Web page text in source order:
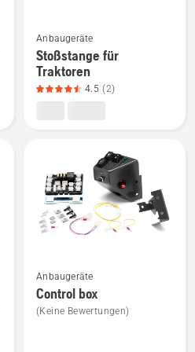
Details
zu
Stoßstange
Produktbewertung
von
Anbaugeräte
Stoßstange für
Traktoren
4.5 (2)
Mehr
Details
zu
Anbaugeräte
Control box
(Keine Bewertungen)